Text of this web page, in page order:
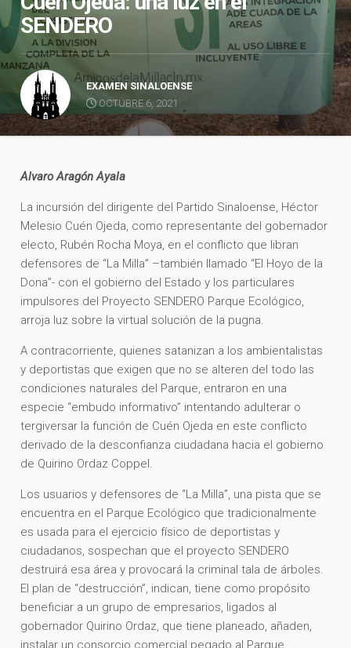
SENDERO
EXAMEN SINALOENSE
OCTUBRE 6, 2021
Alvaro Aragón Ayala
La incursión del dirigente del Partido Sinaloense, Héctor
Melesio Cuén Ojeda, como representante del gobernador
electo, Rubén Rocha Moya, en el conflicto que libran
defensores de “La Milla” –también llamado “El Hoyo de la
Dona”- con el gobierno del Estado y los particulares
impulsores del Proyecto SENDERO Parque Ecológico,
arroja luz sobre la virtual solución de la pugna.
A contracorriente, quienes satanizan a los ambientalistas
y deportistas que exigen que no se alteren del todo las
condiciones naturales del Parque, entraron en una
especie “embudo informativo” intentando adulterar o
tergiversar la función de Cuén Ojeda en este conflicto
derivado de la desconfianza ciudadana hacia el gobierno
de Quirino Ordaz Coppel.
Los usuarios y defensores de “La Milla”, una pista que se
encuentra en el Parque Ecológico que tradicionalmente
es usada para el ejercicio físico de deportistas y
ciudadanos, sospechan que el proyecto SENDERO
destruirá esa área y provocará la criminal tala de árboles.
El plan de “destrucción”, indican, tiene como propósito
beneficiar a un grupo de empresarios, ligados al
gobernador Quirino Ordaz, que tiene planeado, añaden,
instalar un consorcio comercial pegado al Parque.